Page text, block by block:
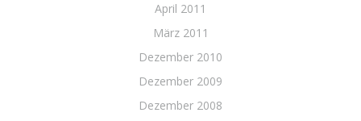
April 2011
März 2011
Dezember 2010
Dezember 2009
Dezember 2008